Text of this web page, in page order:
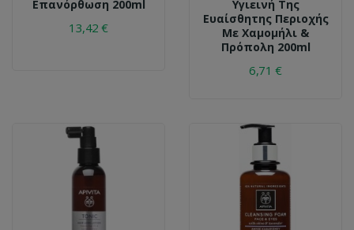
Επανόρθωση 200ml
13,42 €
Υγιεινή Της
Ευαίσθητης Περιοχής
Με Χαμομήλι &
Πρόπολη 200ml
6,71 €